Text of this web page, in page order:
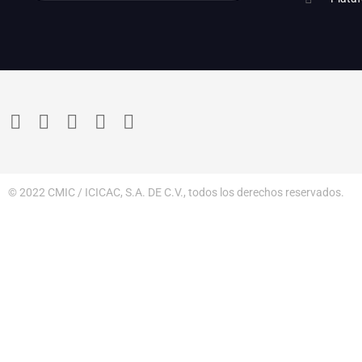
© 2022 CMIC / ICICAC, S.A. DE C.V., todos los derechos reservados.